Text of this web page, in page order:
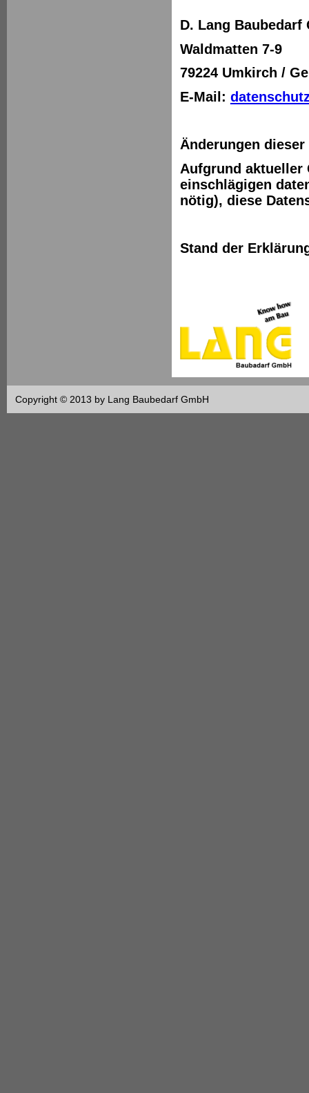
D. Lang Baubedarf
Waldmatten 7-9
79224 Umkirch /
E-Mail:
Änderungen
Aufgrund aktueller
einschlägigen
nötig), diese
Stand der
Copyright © 2013 by Lang Baubedarf GmbH